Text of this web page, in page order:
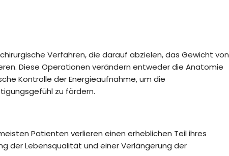
Verfahren, die darauf abzielen, das Gewicht von
Diese Operationen verändern entweder die Anatomie
Kontrolle der Energieaufnahme, um die
zu fördern.
Patienten verlieren einen erheblichen Teil ihres
der Lebensqualität und einer Verlängerung der